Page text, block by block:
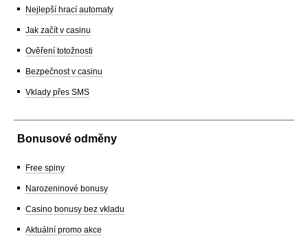
Nejlepší hrací automaty
Jak začít v casinu
Ověření totožnosti
Bezpečnost v casinu
Vklady přes SMS
Bonusové odměny
Free spiny
Narozeninové bonusy
Casino bonusy bez vkladu
Aktuální promo akce